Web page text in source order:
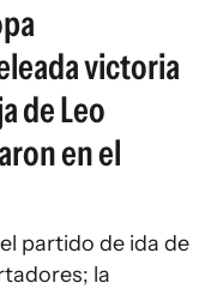
victoria
de Leo
en el
partido de ida de
la